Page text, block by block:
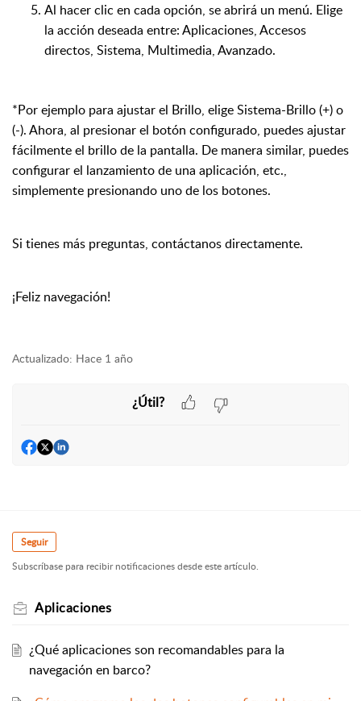
Al hacer clic en cada opción, se abrirá un menú. Elige
la acción deseada entre: Aplicaciones, Accesos
directos, Sistema, Multimedia, Avanzado.
*Porejemplo para ajustar el Brillo, elige Sistema-Brillo (+) o
(-). Ahora, al presionar el botón configurado, puedes ajustar
fácilmente el brillo de la pantalla. De manera similar, puedes
configurar el lanzamiento de una aplicación, etc.,
simplemente presionando uno de los botones.
Si tienes más preguntas, contáctanos directamente.
¡Feliz navegación!
Actualizado: Hace 1 año
¿Útil?
Seguir
Subscríbase para recibir notificaciones desde este artículo.
Aplicaciones
¿Qué aplicaciones son recomandables para la
navegación en barco?